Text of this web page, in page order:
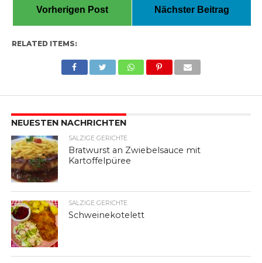
Vorherigen Post Nächster Beitrag
RELATED ITEMS:
NEUESTEN NACHRICHTEN
SALZIGE GERICHTE
Bratwurst an Zwiebelsauce mit
Kartoffelpüree
SALZIGE GERICHTE
Schweinekotelett